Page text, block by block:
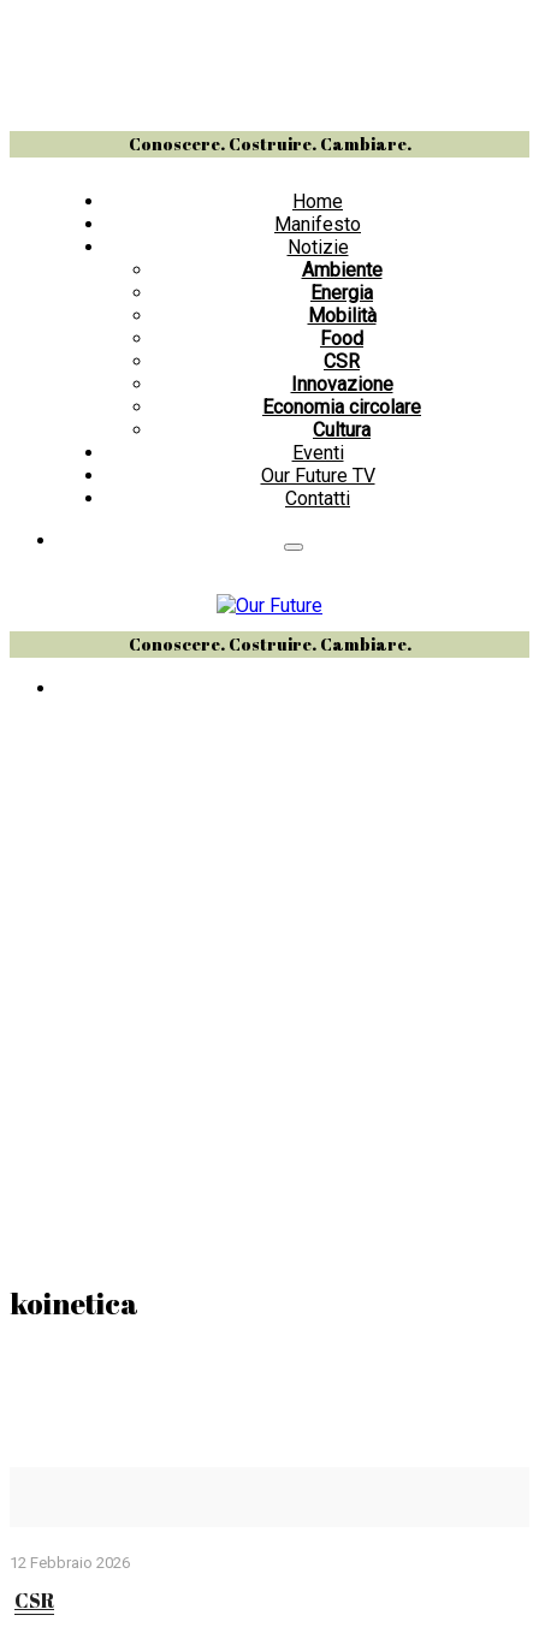
Conoscere. Costruire. Cambiare.
Home
Manifesto
Notizie
Ambiente
Energia
Mobilità
Food
CSR
Innovazione
Economia circolare
Cultura
Eventi
Our Future TV
Contatti
Conoscere. Costruire. Cambiare.
koinetica
12 Febbraio 2026
CSR